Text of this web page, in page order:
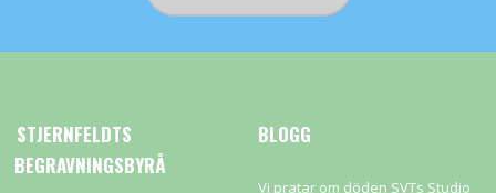
STJERNFELDTS
BEGRAVNINGSBYRÅ
BLOGG
Vi pratar om döden SVTs Studio